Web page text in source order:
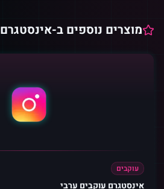
מוצרים נוספים ב-אינסטגרם
עוקבים
אינסטגרם עוקבים ערבי